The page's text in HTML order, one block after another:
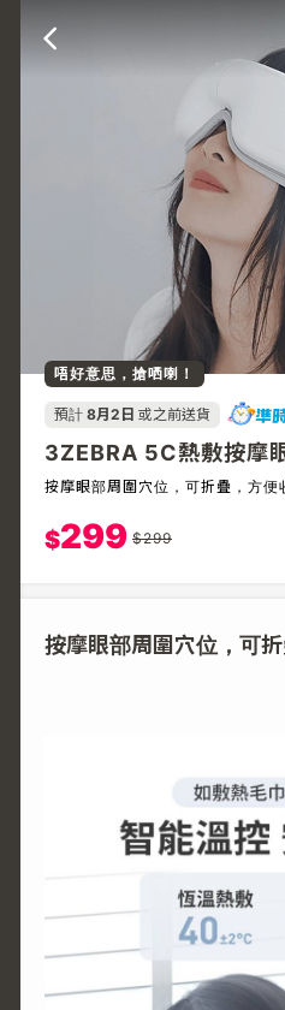
唔好意思，搶哂喇！
預計 8月2日 或之前送貨
3ZEBRA 5C熱敷按摩
按摩眼部周圍穴位，可折疊，方便
$299 $299
按摩眼部周圍穴位，可